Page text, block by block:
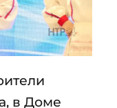
в Доме